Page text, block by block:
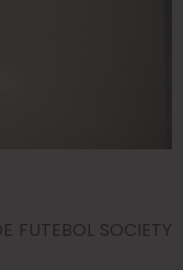
FUTEBOL SOCIETY